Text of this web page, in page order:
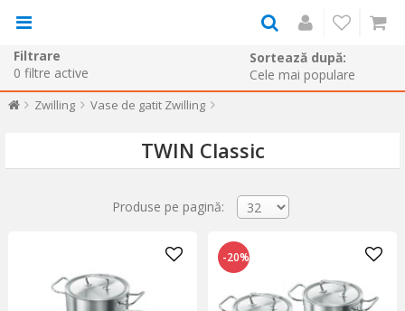
Filtrare
0 filtre active
Sortează după:
Zwilling Vase de gatit Zwilling
TWIN Classic
Produse pe pagină:
-20%